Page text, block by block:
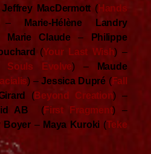
Jeffrey MacDermott(Hands
–
Marie-Hélène Landry
Marie Claude–
Philippe
(Your Last Wish) –
Souls Evolve) –
Maude
) –Jessica Dupré(Fall
(Beyond Creation) –
AB (First Fragment) –
Boyer– Maya Kuroki (Teke